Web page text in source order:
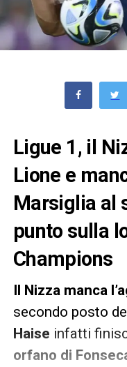
Ligue 1, il
Lione e
Marsiglia al
punto sulla
Champions
Il Nizza manca
secondo posto
Haise infatti
orfano di